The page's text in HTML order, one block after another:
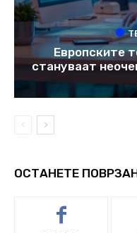
Европските
стануваат
ОСТАНЕТЕ